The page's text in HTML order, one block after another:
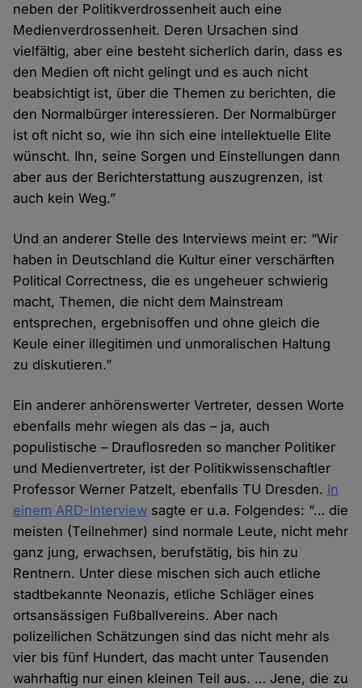
neben der Politikverdrossenheit auch eine
Medienverdrossenheit. Deren Ursachen sind
vielfältig, aber eine besteht sicherlich darin, dass es
den Medien oft nicht gelingt und es auch nicht
beabsichtigt ist, über die Themen zu berichten, die
den Normalbürger interessieren. Der Normalbürger
ist oft nicht so, wie ihn sich eine intellektuelle Elite
wünscht. Ihn, seine Sorgen und Einstellungen dann
aber aus der Berichterstattung auszugrenzen, ist
auch kein Weg.”
Und an anderer Stelle des Interviews meint er: “Wir
haben in Deutschland die Kultur einer verschärften
Political Correctness, die es ungeheuer schwierig
macht, Themen, die nicht dem Mainstream
entsprechen, ergebnisoffen und ohne gleich die
Keule einer illegitimen und unmoralischen Haltung
zu diskutieren.”
Ein anderer anhörenswerter Vertreter, dessen Worte
ebenfalls mehr wiegen als das – ja, auch
populistische – Drauflosreden so mancher Politiker
und Medienvertreter, ist der Politikwissenschaftler
Professor Werner Patzelt, ebenfalls TU Dresden. In
einem ARD-Interview sagte er u.a. Folgendes: “… die
meisten (Teilnehmer) sind normale Leute, nicht mehr
ganz jung, erwachsen, berufstätig, bis hin zu
Rentnern. Unter diese mischen sich auch etliche
stadtbekannte Neonazis, etliche Schläger eines
ortsansässigen Fußballvereins. Aber nach
polizeilichen Schätzungen sind das nicht mehr als
vier bis fünf Hundert, das macht unter Tausenden
wahrhaftig nur einen kleinen Teil aus. … Jene, die zu